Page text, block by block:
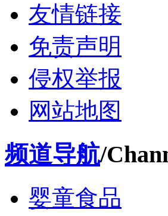
友情链接
免责声明
侵权举报
网站地图
频道导航/
婴童食品